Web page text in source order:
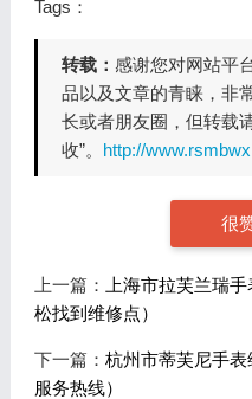
Tags：
转载： 感谢您对网站平
品以及文章的青睐，非
长或者朋友圈，但转载
收”。 http://
很
上一篇：
上海市拉芙兰瑞
松找到维修点）
下一篇： 杭州市蒂芙尼手
服务热线）